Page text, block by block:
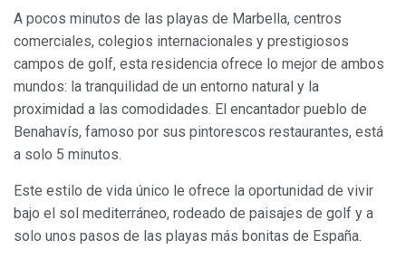
A pocos minutos de las playas de Marbella, centros
comerciales, colegios internacionales y prestigiosos
campos de golf, esta residencia ofrece lo mejor de ambos
mundos: la tranquilidad de un entorno natural y la
proximidad a las comodidades. El encantador pueblo de
Benahavís, famoso por sus pintorescos restaurantes, está
a solo 5 minutos.
Este estilo de vida único le ofrece la oportunidad de vivir
bajo el sol mediterráneo, rodeado de paisajes de golf y a
solo unos pasos de las playas más bonitas de España.
Modificar cookies
Técnicas y funcionales
Siempre activas
Este sitio web utiliza Cookies propias para recopilar
información con la finalidad de mejorar nuestros servicios.
Si continua navegando, supone la aceptación de la
de configurar su navegador pudiendo, si así lo desea,
impedir que sean instaladas en su disco duro, aunque
deberá tener en cuenta que dicha acción podrá ocasionar
dificultades de navegación de la página web.